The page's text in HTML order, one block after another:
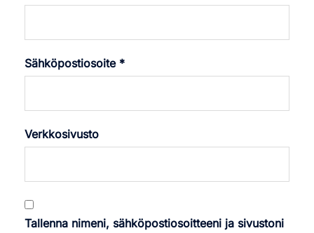
Sähköpostiosoite *
Verkkosivusto
Tallenna nimeni, sähköpostiosoitteeni ja sivustoni